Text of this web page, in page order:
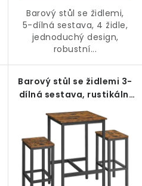
Barový stůl se židlemi,
5-dílná sestava, 4 židle,
jednoduchý design,
robustní...
Barový stůl se židlemi 3-
dílná sestava, rustikální
hnědo-černá